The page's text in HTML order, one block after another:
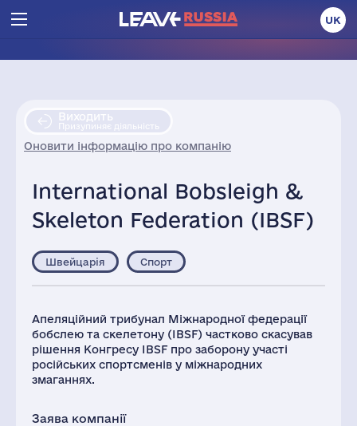
UK
Виходить
Призупиняє діяльність
Оновити інформацію про компанію
International Bobsleigh &
Skeleton Federation (IBSF)
Швейцарія Спорт
Апеляційний трибунал Міжнародної федерації
бобслею та скелетону (IBSF) частково скасував
рішення Конгресу IBSF про заборону участі
російських спортсменів у міжнародних
змаганнях.
Заява компанії